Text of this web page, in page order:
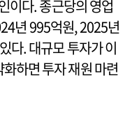
이다. 종근당의 영업
년 995억원, 2025년
다. 대규모 투자가 이
하면 투자 재원 마련